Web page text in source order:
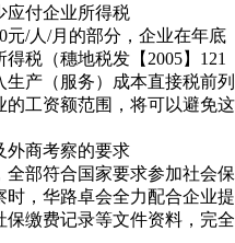
应付企业所得税
元/人/月的部分，企业在年底
税（穗地税发【2005】121
产（服务）成本直接税前列
工资额范围，将可以避免这
外商考察的要求
全部符合国家要求参加社会保
，华路卓会全力配合企业提
缴费记录等文件资料，完全